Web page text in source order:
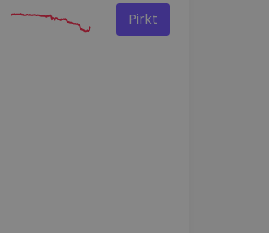
Pirkt